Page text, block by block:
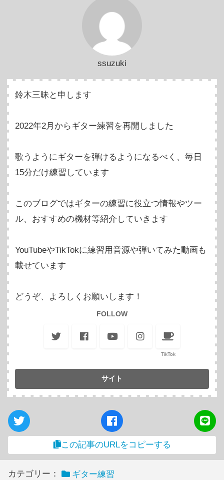
ssuzuki
鈴木三昧と申します
2022年2月からギター練習を再開しました
歌うようにギターを弾けるようになるべく、毎日
15分だけ練習しています
このブログではギターの練習に役立つ情報やツー
ル、おすすめの機材等紹介していきます
YouTubeやTikTokに練習用音源や弾いてみた動画も
載せています
どうぞ、よろしくお願いします！
FOLLOW
TikTok
この記事のURLをコピーする
カテゴリー： ギター練習